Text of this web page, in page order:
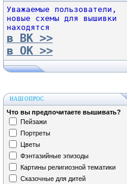
Уважаемые пользователи,
новые схемы для вышивки
находятся
в ВК >>
в ОК >>
НАШ ОПРОС
Что вы предпочитаете вышивать?
Пейзажи
Портреты
Цветы
Фэнтазийные эпизоды
Картины религиозной тематики
Сказочные для дитей